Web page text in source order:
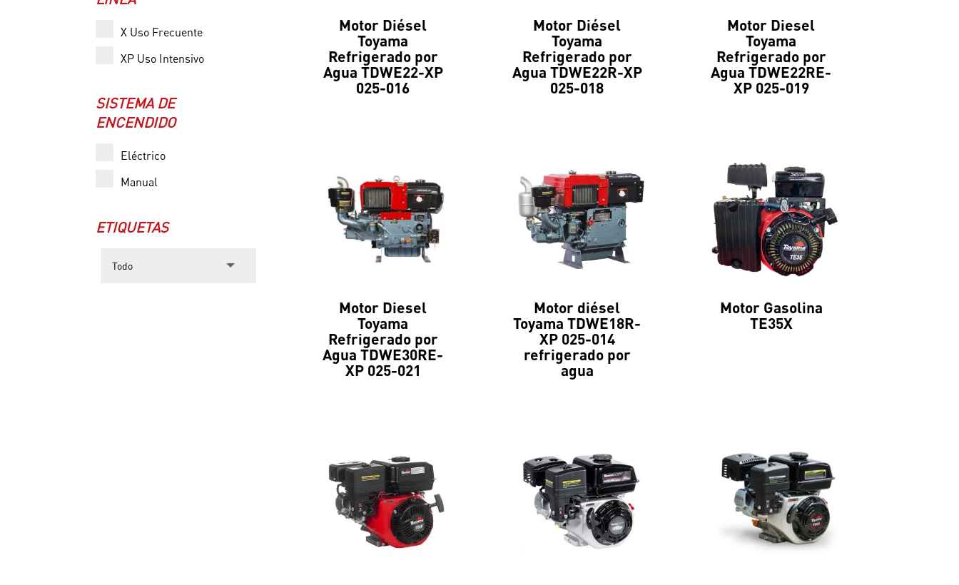
X Uso Frecuente
XP Uso Intensivo
SISTEMA DE
ENCENDIDO
Eléctrico
Manual
ETIQUETAS
Motor Diésel
Toyama
Refrigerado por
Agua TDWE22-XP
025-016
Motor Diésel
Toyama
Refrigerado por
Agua TDWE22R-XP
025-018
Motor Diesel
Toyama
Refrigerado por
Agua TDWE22RE-
XP 025-019
Motor Diesel
Toyama
Refrigerado por
Agua TDWE30RE-
XP 025-021
Motor diésel
Toyama TDWE18R-
XP 025-014
refrigerado por
agua
Motor Gasolina
TE35X